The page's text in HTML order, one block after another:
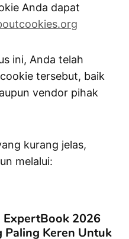
Anda dapat
ini, Anda telah
tersebut, baik
vendor pihak
kurang jelas,
melalui:
ExpertBook 2026
Paling Keren Untuk